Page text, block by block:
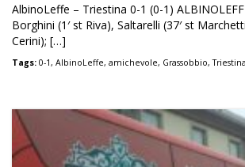
AlbinoLeffe – Triestina 0-1 (0-1)
Borghini (1′ st Riva), Saltarelli (37′ st
Cerini); […]
Tags: 0-1, AlbinoLeffe, amichevole, Grassobbio,Triestina